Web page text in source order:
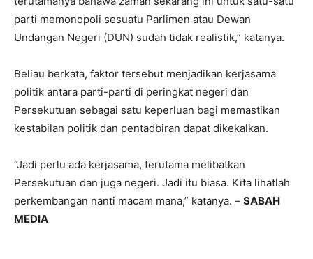
parti memonopoli sesuatu Parlimen atau Dewan
Undangan Negeri (DUN) sudah tidak realistik,” katanya.
Beliau berkata, faktor tersebut menjadikan kerjasama
politik antara parti-parti di peringkat negeri dan
Persekutuan sebagai satu keperluan bagi memastikan
kestabilan politik dan pentadbiran dapat dikekalkan.
“Jadi perlu ada kerjasama, terutama melibatkan
Persekutuan dan juga negeri. Jadi itu biasa. Kita lihatlah
perkembangan nanti macam mana,” katanya. – SABAH
MEDIA